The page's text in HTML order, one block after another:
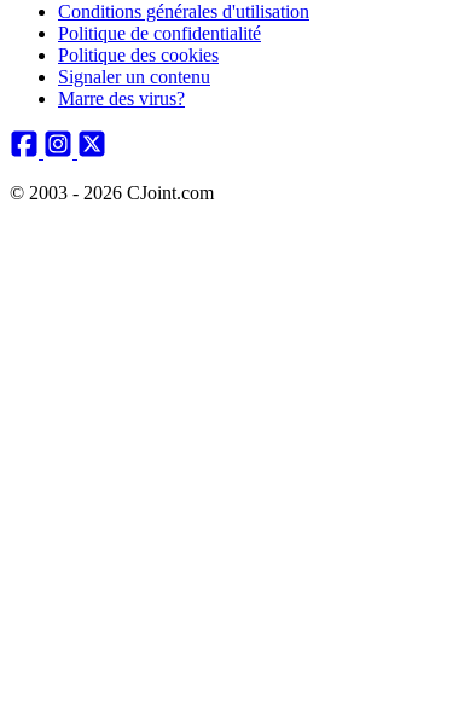
Conditions générales d'utilisation
Politique de confidentialité
Politique des cookies
Signaler un contenu
Marre des virus?
© 2003 - 2026 CJoint.com